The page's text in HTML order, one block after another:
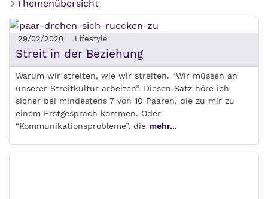
Themenübersicht
29/02/2020 Lifestyle
Streit in der Beziehung
Warum wir streiten, wie wir streiten. “Wir müssen an
unserer Streitkultur arbeiten”. Diesen Satz höre ich
sicher bei mindestens 7 von 10 Paaren, die zu mir zu
einem Erstgespräch kommen. Oder
“Kommunikationsprobleme”, die mehr...